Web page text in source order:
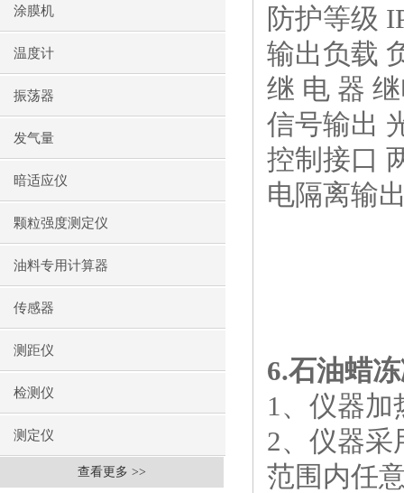
涂膜机
温度计
振荡器
发气量
暗适应仪
颗粒强度测定仪
油料专用计算器
传感器
测距仪
检测仪
测定仪
查看更多 >>
防护等级
输出负载
继 电 器
信号输出
控制接口
电隔离输
6.石油蜡
1、仪器加
2、仪器采
范围内任